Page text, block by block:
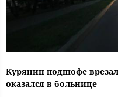
Курянин подшофе
оказался в больнице